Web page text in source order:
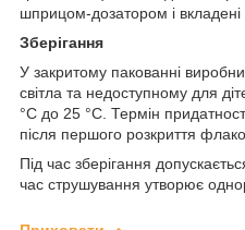
шприцом-дозатором і вкладені
Зберігання
У закритому пакованні
світла та недоступному для
°C до 25 °C. Термін
після першого розкриття
Під час зберігання
час струшування утворює